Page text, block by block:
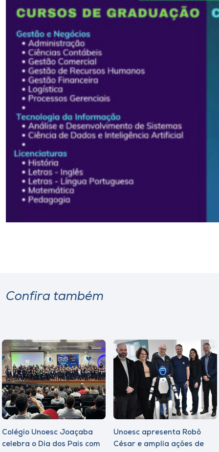
Confira também
Colégio Unoesc Joaçaba
celebra o Dia dos Pais com
Unoesc apresenta Robô
César e amplia ações de